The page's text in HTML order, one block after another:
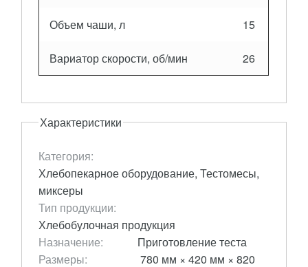
Объем чаши, л 15
Вариатор скорости, об/мин 26
Характеристики
Категория:
Хлебопекарное оборудование, Тестомесы,
миксеры
Тип продукции:
Хлебобулочная продукция
Назначение:
Приготовление теста
Размеры:
780 мм × 420 мм × 820